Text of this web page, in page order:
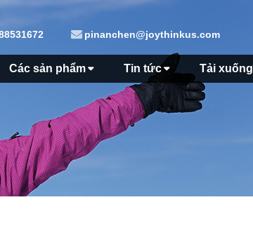
pinanchen@joythinkus.com
Các sản phẩm Tin tức Tải xuống